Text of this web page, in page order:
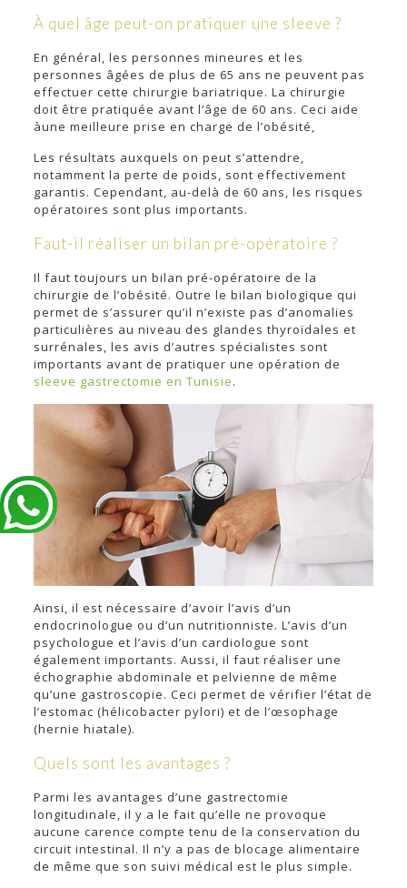
À quel âge peut-on pratiquer une sleeve ?
En général, les personnes mineures et les
personnes âgées de plus de 65 ans ne peuvent pas
effectuer cette chirurgie bariatrique. La chirurgie
doit être pratiquée avant l’âge de 60 ans. Ceci aide
àune meilleure prise en charge de l’obésité,
Les résultats auxquels on peut s’attendre,
notamment la perte de poids, sont effectivement
garantis. Cependant, au-delà de 60 ans, les risques
opératoires sont plus importants.
Faut-il réaliser un bilan pré-opératoire ?
Il faut toujours un bilan pré-opératoire de la
chirurgie de l’obésité. Outre le bilan biologique qui
permet de s’assurer qu’il n’existe pas d’anomalies
particulières au niveau des glandes thyroïdales et
surrénales, les avis d’autres spécialistes sont
importants avant de pratiquer une opération de
sleeve gastrectomie en Tunisie.
Ainsi, il est nécessaire d’avoir l’avis d’un
endocrinologue ou d’un nutritionniste. L’avis d’un
psychologue et l’avis d’un cardiologue sont
également importants. Aussi, il faut réaliser une
échographie abdominale et pelvienne de même
qu’une gastroscopie. Ceci permet de vérifier l’état de
l’estomac (hélicobacter pylori) et de l’œsophage
(hernie hiatale).
Quels sont les avantages ?
Parmi les avantages d’une gastrectomie
longitudinale, il y a le fait qu’elle ne provoque
aucune carence compte tenu de la conservation du
circuit intestinal. Il n’y a pas de blocage alimentaire
de même que son suivi médical est le plus simple.